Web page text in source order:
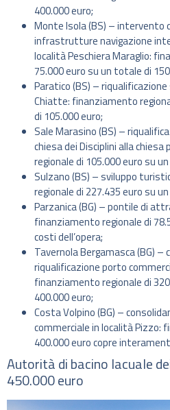
400.000 euro;
Monte Isola (BS) – intervento
infrastrutture navigazione
località Peschiera Maraglio:
75.000 euro su un totale di
Paratico (BS) –
Chiatte: finanziamento
di 105.000 euro;
Sale Marasino (BS) –
chiesa dei Disciplini alla
regionale di 105.000 euro su
Sulzano (BS) – sviluppo
regionale di 227.435 euro su
Parzanica (BG) – pontile di
finanziamento regionale di
costi dell’opera;
Tavernola Bergamasca (BG)
riqualificazione porto
finanziamento regionale di
400.000 euro;
Costa Volpino (BG) –
commerciale in località Pizzo:
400.000 euro copre
Autorità di bacino lacuale
450.000 euro